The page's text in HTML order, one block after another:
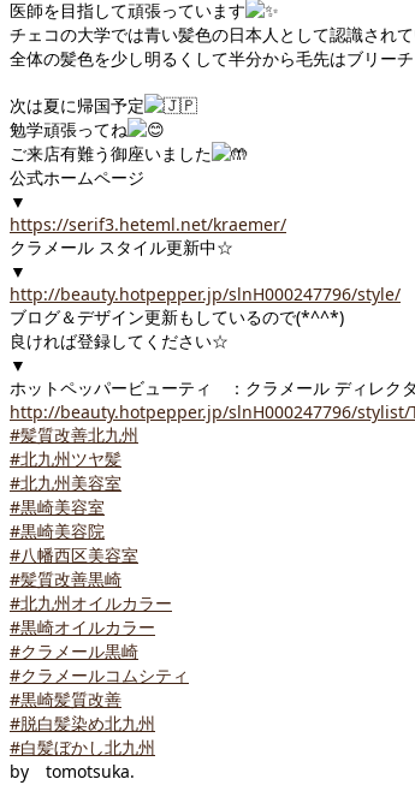
医師を目指して頑張っています
チェコの大学では青い髪色の日本人として認識され
全体の髪色を少し明るくして半分から毛先はブリー
次は夏に帰国予定
勉学頑張ってね
ご来店有難う御座いました
公式ホームページ
▼
https://serif3.heteml.net/kraemer/
クラメール スタイル更新中☆
▼
http://beauty.hotpepper.jp/slnH000247796/style/
ブログ＆デザイン更新もしているので(*^^*)
良ければ登録してください☆
▼
ホットペッパービューティ ：クラメール ディレク
http://beauty.hotpepper.jp/slnH000247796/stylist/
#髪質改善北九州
#北九州ツヤ髪
#北九州美容室
#黒崎美容室
#黒崎美容院
#八幡西区美容室
#髪質改善黒崎
#北九州オイルカラー
#黒崎オイルカラー
#クラメール黒崎
#クラメールコムシティ
#黒崎髪質改善
#脱白髪染め北九州
#白髪ぼかし北九州
by tomotsuka.